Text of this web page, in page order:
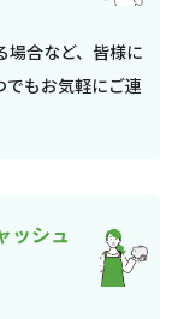
場合など、皆様に
でもお気軽にご連
ッシュ